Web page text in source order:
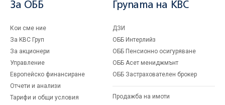
За ОББ
Кои сме ние
За KBC Груп
За акционери
Управление
Европейско финансиране
Отчети и анализи
Тарифи и общи условия
Групата на KBC
ДЗИ
ОББ Интерлийз
ОББ Пенсионно осигуряване
ОББ Асет мениджмънт
ОББ Застрахователен брокер
Продажба на имоти